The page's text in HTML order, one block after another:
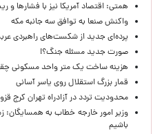
همتی: اقتصاد آمریکا نیز با فشارها
واکنش صنعا به توافق سه جانبه مکه
پرده‌ای جدید از شکست‌های راهبردی
صورت جدید مسئله جنگ؟!
هزینه ساخت یک متر واحد مسکونی
قمار بزرگ استقلال روی یاسر آسانی
محدودیت تردد در آزادراه تهران کرج قزوین تا ۲۰
وزیر امور خارجه خطاب به همسایگان:
باشیم